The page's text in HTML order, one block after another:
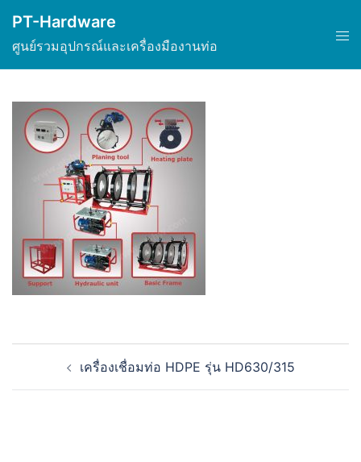
content
PT-Hardware
ศูนย์รวมอุปกรณ์และเครื่องมืองานท่อ
navigationเครื่องเชื่อมท่อ HDPE รุ่น HD630/315